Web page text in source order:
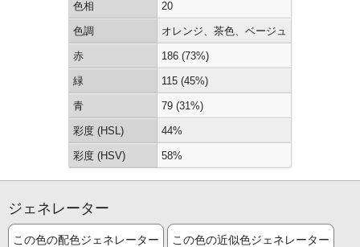
色相 20
色調 オレンジ、茶色、ベージュ
赤 186 (73%)
緑 115 (45%)
青 79 (31%)
彩度 (HSL) 44%
彩度 (HSV) 58%
ジェネレーター
この色の配色ジェネレーター この色の近似色ジェネレーター